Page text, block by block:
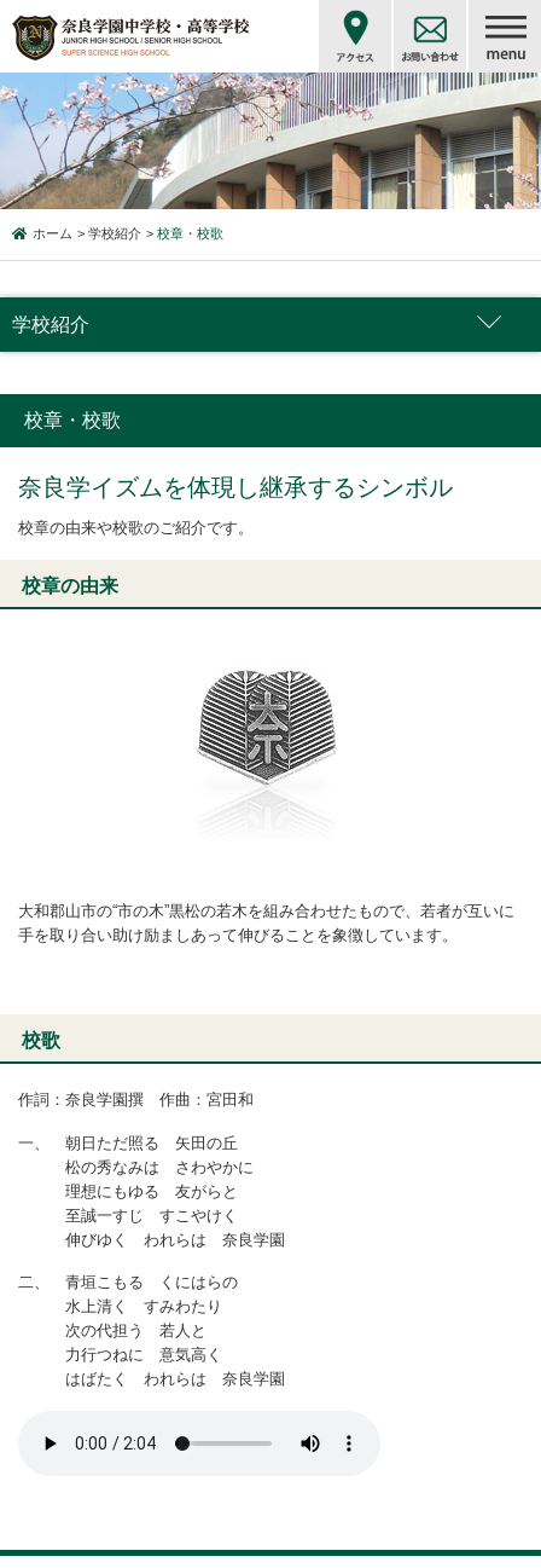
ホーム 学校紹介 校章・校歌
学校紹介
校章・校歌
奈良学イズムを体現し継承するシンボル
校章の由来や校歌のご紹介です。
校章の由来
大和郡山市の“市の木”黒松の若木を組み合わせたもので、若者が互いに
手を取り合い助け励ましあって伸びることを象徴しています。
校歌
作詞：奈良学園撰 作曲：宮田和
一、 朝日ただ照る 矢田の丘
松の秀なみは さわやかに
理想にもゆる 友がらと
至誠一すじ すこやけく
伸びゆく われらは 奈良学園
二、 青垣こもる くにはらの
水上清く すみわたり
次の代担う 若人と
力行つねに 意気高く
はばたく われらは 奈良学園